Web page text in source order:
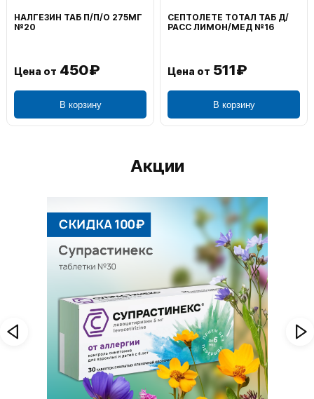
НАЛГЕЗИН ТАБ П/П/О 275МГ
№20
Цена от 450₽
В корзину
СЕПТОЛЕТЕ ТОТАЛ ТАБ Д/
РАСС ЛИМОН/МЕД №16
Цена от 511₽
В корзину
Акции